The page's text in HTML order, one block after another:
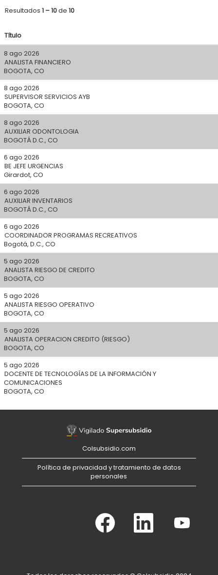
Resultados 1 – 10de 10
Título
8 ago 2026
ANALISTA FINANCIERO
BOGOTA, CO
8 ago 2026
SUPERVISOR SERVICIOS AYB
BOGOTA, CO
8 ago 2026
AUXILIAR ODONTOLOGIA
BOGOTÁ D.C., CO
6 ago 2026
BE JEFE URGENCIAS
Girardot, CO
6 ago 2026
AUXILIAR INVENTARIOS
BOGOTÁ D.C., CO
6 ago 2026
COORDINADOR PROGRAMAS RECREATIVOS
Bogotá, D.C., CO
5 ago 2026
ANALISTA RIESGO DE CREDITO
BOGOTA, CO
5 ago 2026
ANALISTA RIESGO OPERATIVO
BOGOTA, CO
5 ago 2026
ANALISTA OPERACION CREDITO (RIESGO)
BOGOTA, CO
5 ago 2026
DOCENTE DE TECNOLOGÍAS DE LA INFORMACIÓN Y
COMUNICACIONES
BOGOTA, CO
Colsubsidio.com
Política de privacidad y tratamiento de datos
personales
e
a
S
b